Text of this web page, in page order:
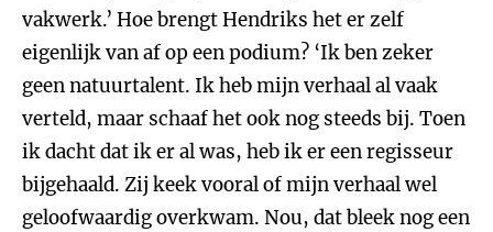
vakwerk.’ Hoe brengt Hendriks het er zelf
eigenlijk van af op een podium? ‘Ik ben zeker
geen natuurtalent. Ik heb mijn verhaal al vaak
verteld, maar schaaf het ook nog steeds bij. Toen
ik dacht dat ik er al was, heb ik er een regisseur
bijgehaald. Zij keek vooral of mijn verhaal wel
geloofwaardig overkwam. Nou, dat bleek nog een